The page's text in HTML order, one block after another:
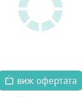
виж офертата